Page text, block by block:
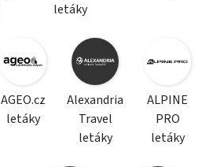
letáky
AGEO.cz
letáky
Alexandria
Travel
letáky
ALPINE
PRO
letáky